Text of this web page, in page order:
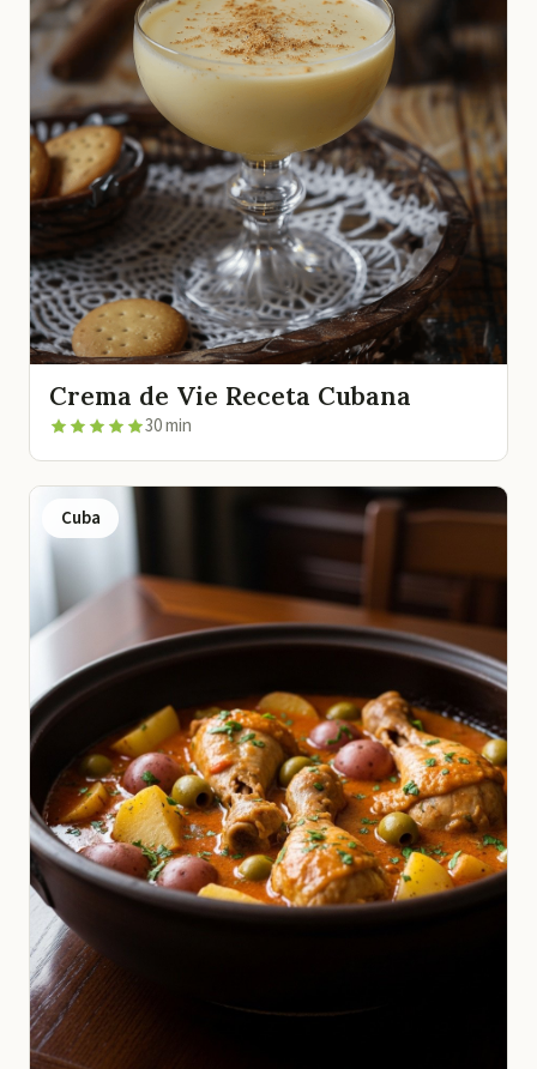
Crema de Vie Receta Cubana
30 min
Cuba